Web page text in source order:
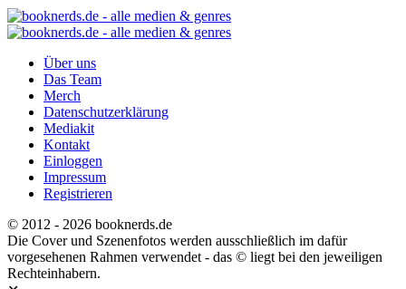
Über uns
Das Team
Merch
Datenschutzerklärung
Mediakit
Kontakt
Einloggen
Impressum
Registrieren
© 2012 - 2026 booknerds.de
Die Cover und Szenenfotos werden ausschließlich im dafür
vorgesehenen Rahmen verwendet - das © liegt bei den jeweiligen
Rechteinhabern.